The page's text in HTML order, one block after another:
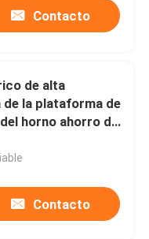
Contacto
de alta
la plataforma de
horno ahorro de
inferior para
Contacto